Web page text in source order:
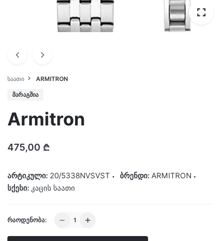
ᲡᲐᲐᲗᲘ ARMITRON
ᲛᲐᲠᲐᲒᲨᲘᲐ
Armitron
475,00 ₾
არტიკული: 20/5338NVSVST ბრენდი: ARMITRON
სქესი: კაცის საათი
ᲠᲐᲝᲓᲔᲜᲝᲑᲐ:
Armitron